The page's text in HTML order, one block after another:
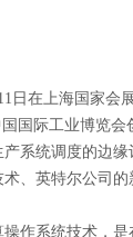
在上海国家会
国际工业博览会
统调度的边缘
、英特尔公司
系统技术，是